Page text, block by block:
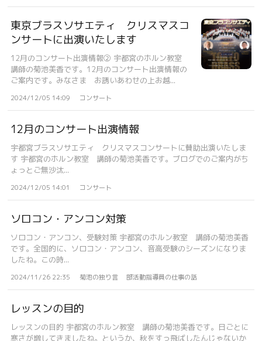
東京ブラスソサエティ クリスマスコ
ンサートに出演いたします
12月のコンサート出演情報② 宇都宮のホルン教室
講師の菊池美香です。12月のコンサート出演情報の
ご案内です。みなさま お誘いあわせの上お越...
2024/12/05 14:09 コンサート
12月のコンサート出演情報
宇都宮ブラスソサエティ クリスマスコンサートに賛助出演いたしま
す 宇都宮のホルン教室 講師の菊池美香です。ブログでのご案内がち
ょっとご無沙汰...
2024/12/05 14:01 コンサート
ソロコン・アンコン対策
ソロコン・アンコン、受験対策 宇都宮のホルン教室 講師の菊池美香
です。全国的に、ソロコン・アンコン、音高受験のシーズンになりま
したね。この時...
2024/11/26 22:35 菊池の独り言 部活動指導員の仕事の話
レッスンの目的
レッスンの目的 宇都宮のホルン教室 講師の菊池美香です。日ごとに
寒さが増してきましたね。というか、秋をすっ飛ばしたんじゃないか